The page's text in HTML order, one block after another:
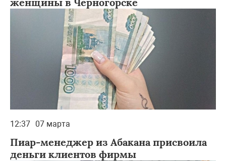
12:37 07 марта
Пиар-менеджер из Абакана присвоила
деньги клиентов фирмы